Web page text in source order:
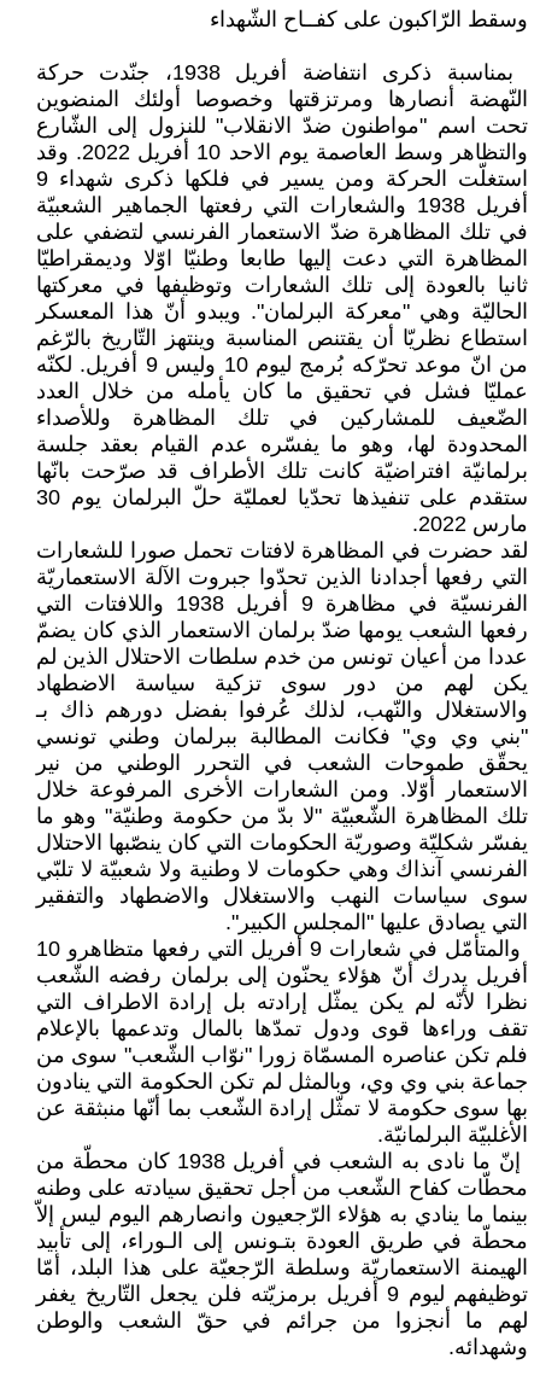
وسقط الرّاكبون على كفــاح الشّهداء
‏ بمناسبة ذكرى انتفاضة أفريل 1938، ‏جنّدت حركة
النّهضة أنصارها ومرتزقتها ‏وخصوصا أولئك المنضوين
تحت اسم ‏‏"مواطنون ضدّ الانقلاب" للنزول إلى ‏الشّارع
والتظاهر وسط العاصمة يوم ‏الاحد 10 أفريل 2022. وقد
استغلّت ‏الحركة ومن يسير في فلكها ذكرى شهداء ‏‏9
أفريل 1938 والشعارات التي رفعتها ‏الجماهير الشعبيّة
في تلك المظاهرة ضدّ ‏الاستعمار الفرنسي لتضفي على
‏المظاهرة التي دعت إليها طابعا وطنيّا ‏اوّلا وديمقراطيّا
ثانيا بالعودة إلى تلك ‏الشعارات وتوظيفها في معركتها
الحاليّة ‏وهي "معركة البرلمان". ويبدو أنّ هذا ‏المعسكر
استطاع نظريّا أن يقتنص ‏المناسبة وينتهز التّاريخ بالرّغم
من انّ ‏موعد تحرّكه بُرمج ليوم 10 وليس 9 ‏أفريل. لكنّه
عمليّا فشل في تحقيق ما كان ‏يأمله من خلال العدد
الضّعيف للمشاركين ‏في تلك المظاهرة وللأصداء
المحدودة ‏لها، وهو ما يفسّره عدم القيام بعقد جلسة
‏برلمانيّة افتراضيّة كانت تلك الأطراف قد ‏صرّحت بانّها
ستقدم على تنفيذها تحدّيا ‏لعمليّة حلّ البرلمان يوم 30
مارس ‏‏2022.‏
لقد حضرت في المظاهرة لافتات تحمل ‏صورا للشعارات
التي رفعها أجدادنا ‏الذين تحدّوا جبروت الآلة الاستعماريّة
‏الفرنسيّة في مظاهرة 9 أفريل 1938 ‏واللافتات التي
رفعها الشعب يومها ضدّ ‏برلمان الاستعمار الذي كان يضمّ
عددا ‏من أعيان تونس من خدم سلطات ‏الاحتلال الذين لم
يكن لهم من دور سوى ‏تزكية سياسة الاضطهاد
والاستغلال ‏والنّهب، لذلك عُرفوا بفضل دورهم ذاك بـ
‏‏"بني وي وي" فكانت المطالبة ببرلمان ‏وطني تونسي
يحقّق طموحات الشعب في ‏التحرر الوطني من نير
الاستعمار أوّلا. ‏ومن الشعارات الأخرى المرفوعة خلال
‏تلك المظاهرة الشّعبيّة "لا بدّ من حكومة ‏وطنيّة" وهو ما
يفسّر شكليّة وصوريّة ‏الحكومات التي كان ينصّبها الاحتلال
‏الفرنسي آنذاك وهي حكومات لا وطنية ‏ولا شعبيّة لا تلبّي
سوى سياسات النهب ‏والاستغلال والاضطهاد والتفقير
التي ‏يصادق عليها "المجلس الكبير".‏
‏ والمتأمّل في شعارات 9 أفريل التي ‏رفعها متظاهرو 10
أفريل يدرك أنّ ‏هؤلاء يحنّون إلى برلمان رفضه الشّعب
‏نظرا لأنّه لم يكن يمثّل إرادته بل إرادة ‏الاطراف التي
تقف وراءها قوى ودول ‏تمدّها بالمال وتدعمها بالإعلام
فلم تكن ‏عناصره المسمّاة زورا "نوّاب الشّعب" ‏سوى من
جماعة بني وي وي، وبالمثل لم ‏تكن الحكومة التي ينادون
بها سوى ‏حكومة لا تمثّل إرادة الشّعب بما أنّها ‏منبثقة عن
الأغلبيّة البرلمانيّة.‏
‏ إنّ ما نادى به الشعب في أفريل ‏‏1938 كان محطّة من
محطّات كفاح ‏الشّعب من أجل تحقيق سيادته على وطنه
‏بينما ما ينادي به هؤلاء الرّجعيون ‏وانصارهم اليوم ليس إلاّ
محطّة في ‏طريق العودة بتـونس إلى الـوراء، إلى ‏تأبيد
الهيمنة الاستعماريّة وسلطة الرّجعيّة ‏على هذا البلد، أمّا
توظيفهم ليوم 9 أفريل ‏برمزيّته فلن يجعل التّاريخ يغفر
لهم ما ‏أنجزوا من جرائم في حقّ الشعب والوطن
‏وشهدائه.‏